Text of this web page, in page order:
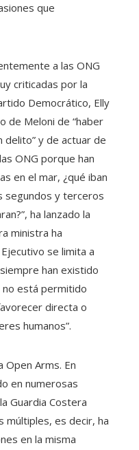
que
a las ONG
criticadas por la
Democrático, Elly
de Meloni de “haber
delito” y de actuar de
ONG porque han
en el mar, ¿qué iban
segundos y terceros
ha lanzado la
ministra ha
se limita a
han existido
está permitido
directa o
humanos”.
Open Arms. En
en numerosas
Guardia Costera
múltiples, es decir, ha
en la misma